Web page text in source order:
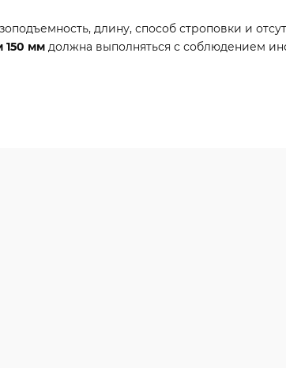
длину, способ строповки и
150 мм должна выполняться с соблюдением